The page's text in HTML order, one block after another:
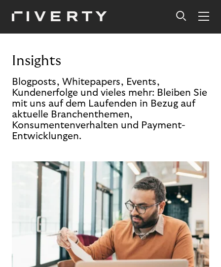
Insights
Blogposts, Whitepapers, Events,
Kundenerfolge und vieles mehr: Bleiben Sie
mit uns auf dem Laufenden in Bezug auf
aktuelle Branchenthemen,
Konsumentenverhalten und Payment-
Entwicklungen.